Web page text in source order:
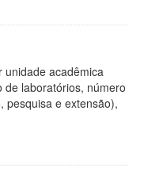
unidade acadêmica
de laboratórios, número
pesquisa e extensão),